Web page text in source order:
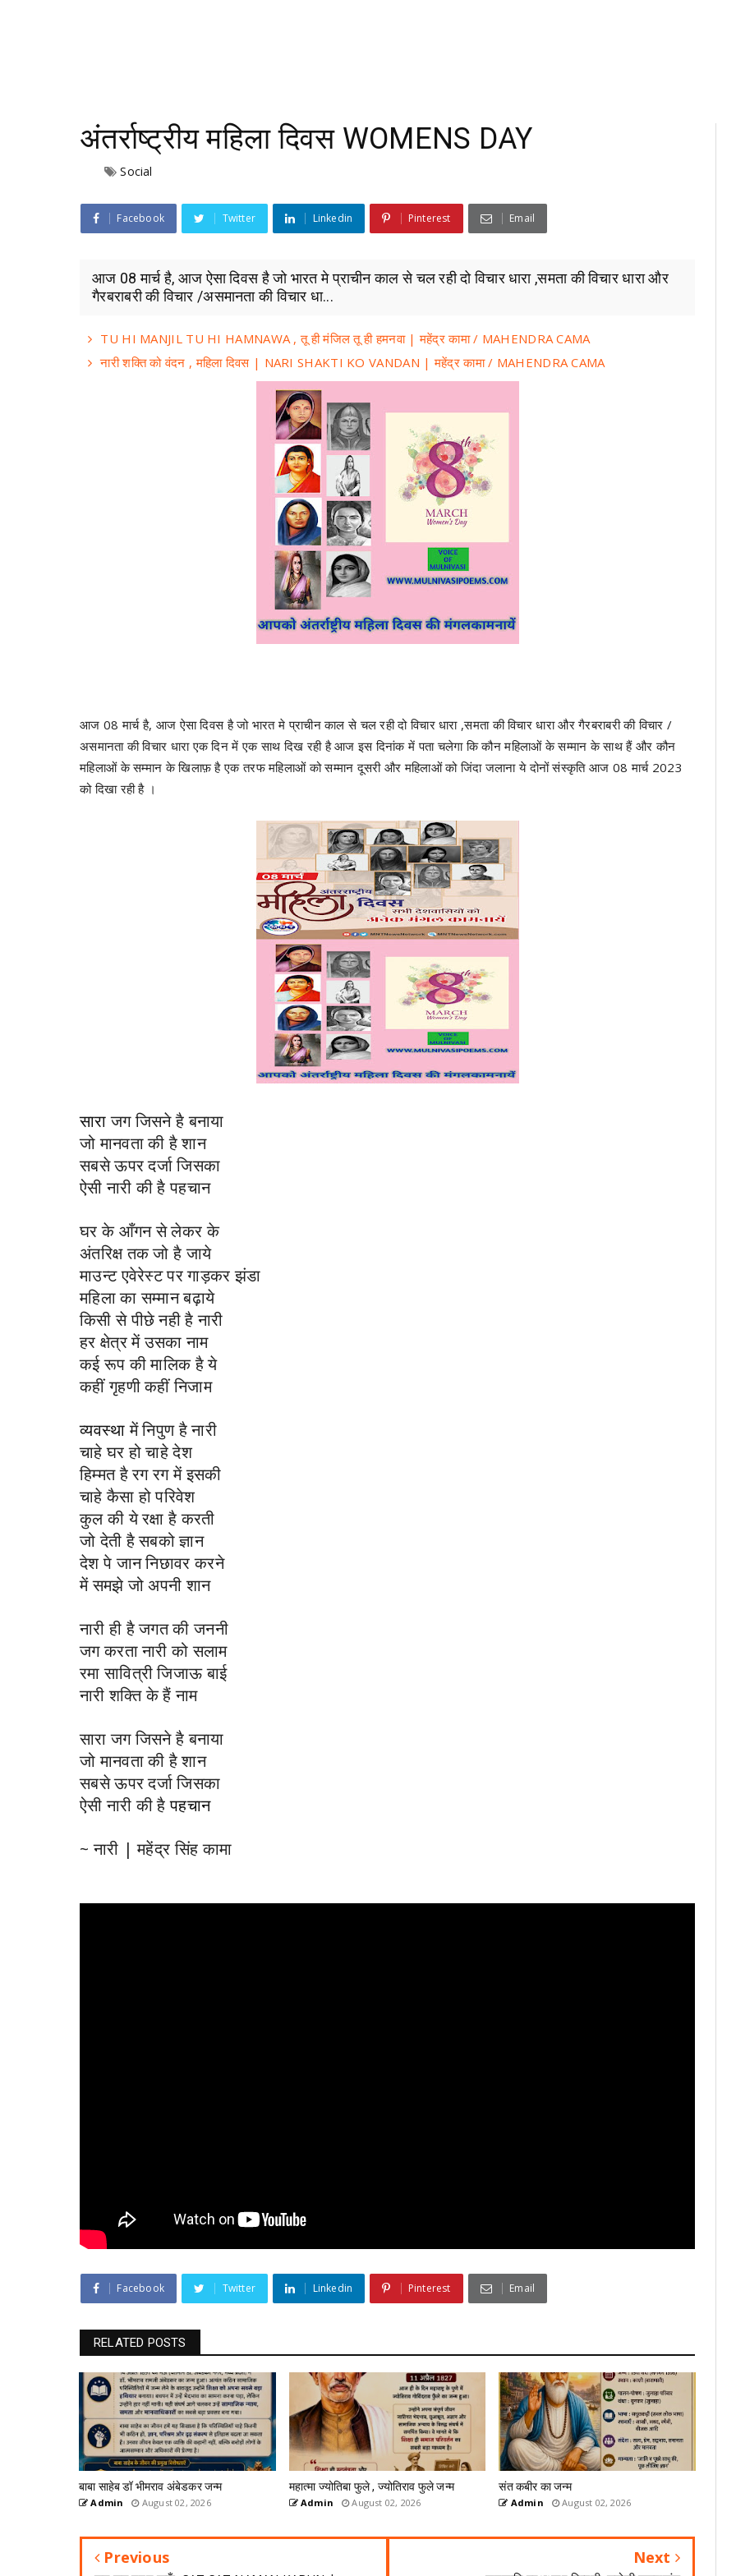
अंतर्राष्ट्रीय महिला दिवस WOMENS DAY
Social
Facebook Twitter Linkedin Pinterest Email
आज 08 मार्च है, आज ऐसा दिवस है जो भारत मे प्राचीन काल से चल रही दो विचार धारा ,समता की विचार धारा और
गैरबराबरी की विचार /असमानता की विचार धा...
TU HI MANJIL TU HI HAMNAWA , तू ही मंजिल तू ही हमनवा | महेंद्र कामा / MAHENDRA CAMA
नारी शक्ति को वंदन , महिला दिवस | NARI SHAKTI KO VANDAN | महेंद्र कामा / MAHENDRA CAMA
आज 08 मार्च है, आज ऐसा दिवस है जो भारत मे प्राचीन काल से चल रही दो विचार धारा ,समता की विचार धारा और गैरबराबरी की विचार /
असमानता की विचार धारा एक दिन में एक साथ दिख रही है आज इस दिनांक में पता चलेगा कि कौन महिलाओं के सम्मान के साथ हैं और कौन
महिलाओं के सम्मान के खिलाफ़ है एक तरफ महिलाओं को सम्मान दूसरी और महिलाओं को जिंदा जलाना ये दोनों संस्कृति आज 08 मार्च 2023
को दिखा रही है ।
साराजग जिसने है बनाया
जो मानवता की है शान
सबसे ऊपर दर्जा जिसका
ऐसी नारी की है पहचान
घर के आँगन से लेकर के
अंतरिक्ष तक जो है जाये
माउन्ट एवेरेस्ट पर गाड़कर झंडा
महिला का सम्मान बढ़ाये
किसी से पीछे नही है नारी
हर क्षेत्र में उसका नाम
कई रूप की मालिक है ये
कहीं गृहणी कहीं निजाम
व्यवस्थामें निपुण है नारी
चाहे घर हो चाहे देश
हिम्मत है रग रग में इसकी
चाहे कैसा हो परिवेश
कुल की ये रक्षा है करती
जो देती है सबको ज्ञान
देश पे जान निछावर करने
में समझे जो अपनी शान
नारी ही है जगत की जननी
जग करता नारी को सलाम
रमा सावित्री जिजाऊ बाई
नारी शक्ति के हैं नाम
सारा जग जिसने है बनाया
जो मानवता की है शान
सबसे ऊपर दर्जा जिसका
ऐसी नारी की हैपहचान
~ नारी | महेंद्र सिंह कामा
Facebook Twitter Linkedin Pinterest Email
RELATED POSTS
बाबा साहेब डॉ भीमराव अंबेडकर जन्म
Admin August 02, 2026
महात्मा ज्योतिबा फुले , ज्योतिराव फुले जन्म
Admin August 02, 2026
संत कबीर का जन्म
Admin August 02, 2026
Previous Next